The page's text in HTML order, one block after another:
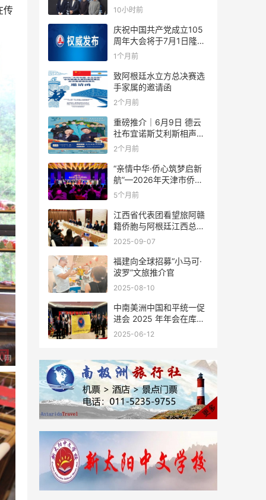
传
足协赞助商招待会！
10小时前
庆祝中国共产党成立105
周年大会将于7月1日隆重
举行
1个月前
致阿根廷水立方总决赛选
手家属的邀请函
2个月前
重磅推介｜6月9日 德云
社布宜诺斯艾利斯相声专
场！国风曲艺邂逅南美风
结！
2个月前
“亲情中华·侨心筑梦启新
航”—2026年天津市侨界
新春联谊活动成功举办
5个月前
江西省代表团看望旅阿赣
籍侨胞与阿根廷江西总商
会座谈
2025-09-07
福建向全球招募“小马可·
波罗”文旅推介官
2025-08-10
中南美洲中国和平统一促
进会 2025 年年会在库拉
索圆满举行，共绘反“独”
2025-06-12